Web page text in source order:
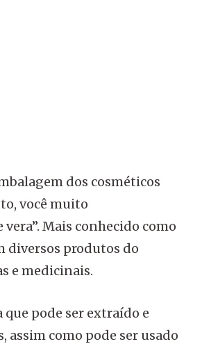
dos cosméticos
você muito
Mais conhecido como
diversos produtos do
e medicinais.
pode ser extraído e
como pode ser usado